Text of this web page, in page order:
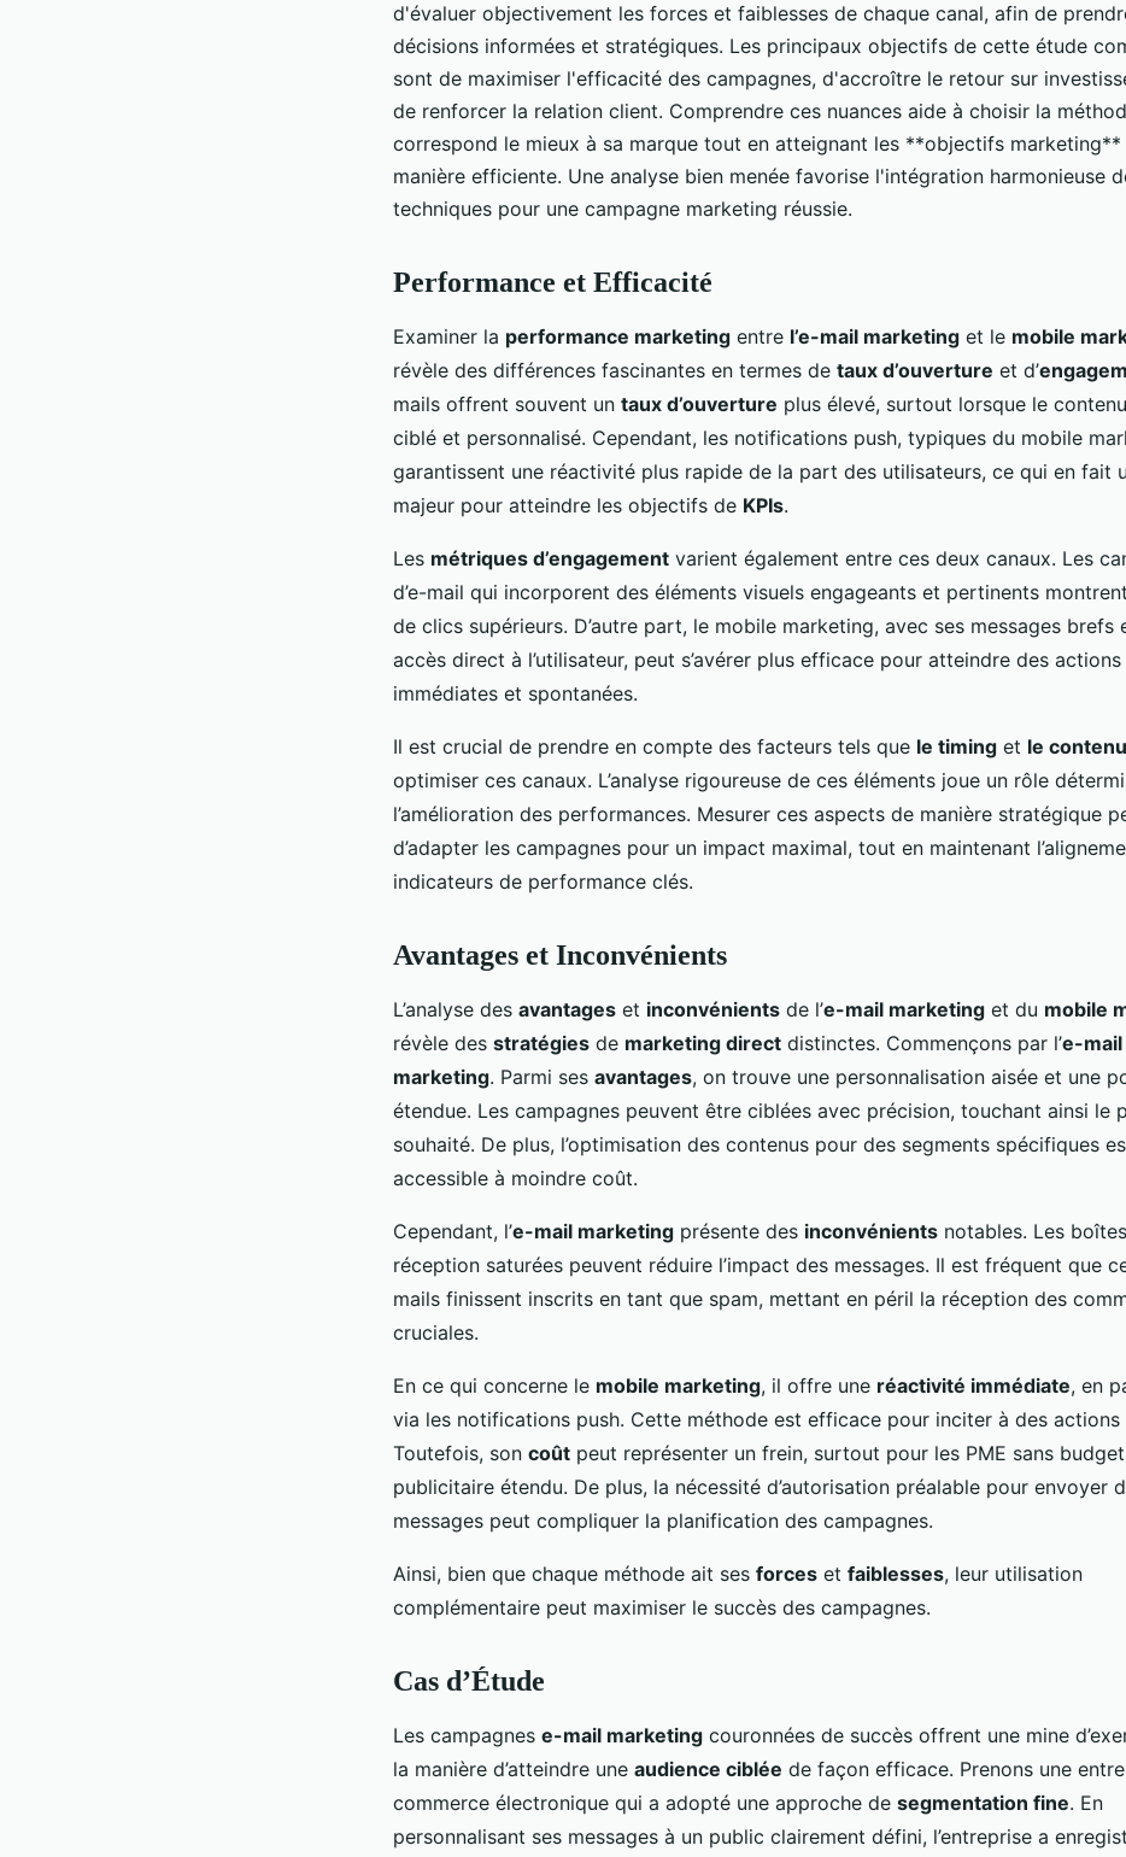
d'évaluer objectivement les forces et faiblesses de chaque canal, afin de
décisions informées et stratégiques. Les principaux objectifs de cette étude
sont de maximiser l'efficacité des campagnes, d'accroître le retour sur
de renforcer la relation client. Comprendre ces nuances aide à choisir la
correspond le mieux à sa marque tout en atteignant les **objectifs marketing**
manière efficiente. Une analyse bien menée favorise l'intégration harmonieuse
techniques pour une campagne marketing réussie.
Performance et Efficacité
Examiner la performance marketing entre l’e-mail marketing et le mobile
révèle des différences fascinantes en termes de taux d’ouverture et d’
mails offrent souvent un taux d’ouverture plus élevé, surtout lorsque le
ciblé et personnalisé. Cependant, les notifications push, typiques du mobile
garantissent une réactivité plus rapide de la part des utilisateurs, ce qui en fait
majeur pour atteindre les objectifs de KPIs.
Les métriques d’engagement varient également entre ces deux canaux. Les
d’e-mail qui incorporent des éléments visuels engageants et pertinents
de clics supérieurs. D’autre part, le mobile marketing, avec ses messages brefs
accès direct à l’utilisateur, peut s’avérer plus efficace pour atteindre des actions
immédiates et spontanées.
Il est crucial de prendre en compte des facteurs tels que le timing et le contenu
optimiser ces canaux. L’analyse rigoureuse de ces éléments joue un rôle
l’amélioration des performances. Mesurer ces aspects de manière stratégique
d’adapter les campagnes pour un impact maximal, tout en maintenant
indicateurs de performance clés.
Avantages et Inconvénients
L’analyse des avantages et inconvénients de l’e-mail marketing et du mobile
révèle des stratégies de marketing direct distinctes. Commençons par l’e-mail
marketing. Parmi ses avantages, on trouve une personnalisation aisée et une
étendue. Les campagnes peuvent être ciblées avec précision, touchant ainsi le
souhaité. De plus, l’optimisation des contenus pour des segments spécifiques
accessible à moindre coût.
Cependant, l’e-mail marketing présente des inconvénients notables. Les
réception saturées peuvent réduire l’impact des messages. Il est fréquent que
mails finissent inscrits en tant que spam, mettant en péril la réception des
cruciales.
En ce qui concerne le mobile marketing, il offre une réactivité immédiate, en
via les notifications push. Cette méthode est efficace pour inciter à des actions
Toutefois, son coût peut représenter un frein, surtout pour les PME sans budget
publicitaire étendu. De plus, la nécessité d’autorisation préalable pour envoyer
messages peut compliquer la planification des campagnes.
Ainsi, bien que chaque méthode ait ses forces et faiblesses, leur utilisation
complémentaire peut maximiser le succès des campagnes.
Cas d’Étude
Les campagnes e-mail marketing couronnées de succès offrent une mine
la manière d’atteindre une audience ciblée de façon efficace. Prenons une
commerce électronique qui a adopté une approche de segmentation fine. En
personnalisant ses messages à un public clairement défini, l’entreprise a